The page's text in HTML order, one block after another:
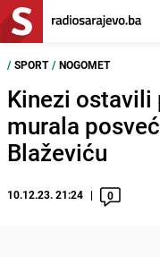
/ SPORT / NOGOMET
Kinezi ostavili
murala
Blaževiću
10.12.23. 21:24 0